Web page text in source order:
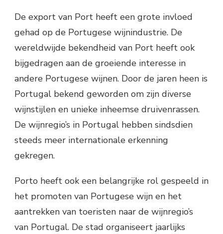
De export van Port heeft een grote invloed
gehad op de Portugese wijnindustrie. De
wereldwijde bekendheid van Port heeft ook
bijgedragen aan de groeiende interesse in
andere Portugese wijnen. Door de jaren heen is
Portugal bekend geworden om zijn diverse
wijnstijlen en unieke inheemse druivenrassen.
De wijnregio’s in Portugal hebben sindsdien
steeds meer internationale erkenning
gekregen.
Porto heeft ook een belangrijke rol gespeeld in
het promoten van Portugese wijn en het
aantrekken van toeristen naar de wijnregio’s
van Portugal. De stad organiseert jaarlijks